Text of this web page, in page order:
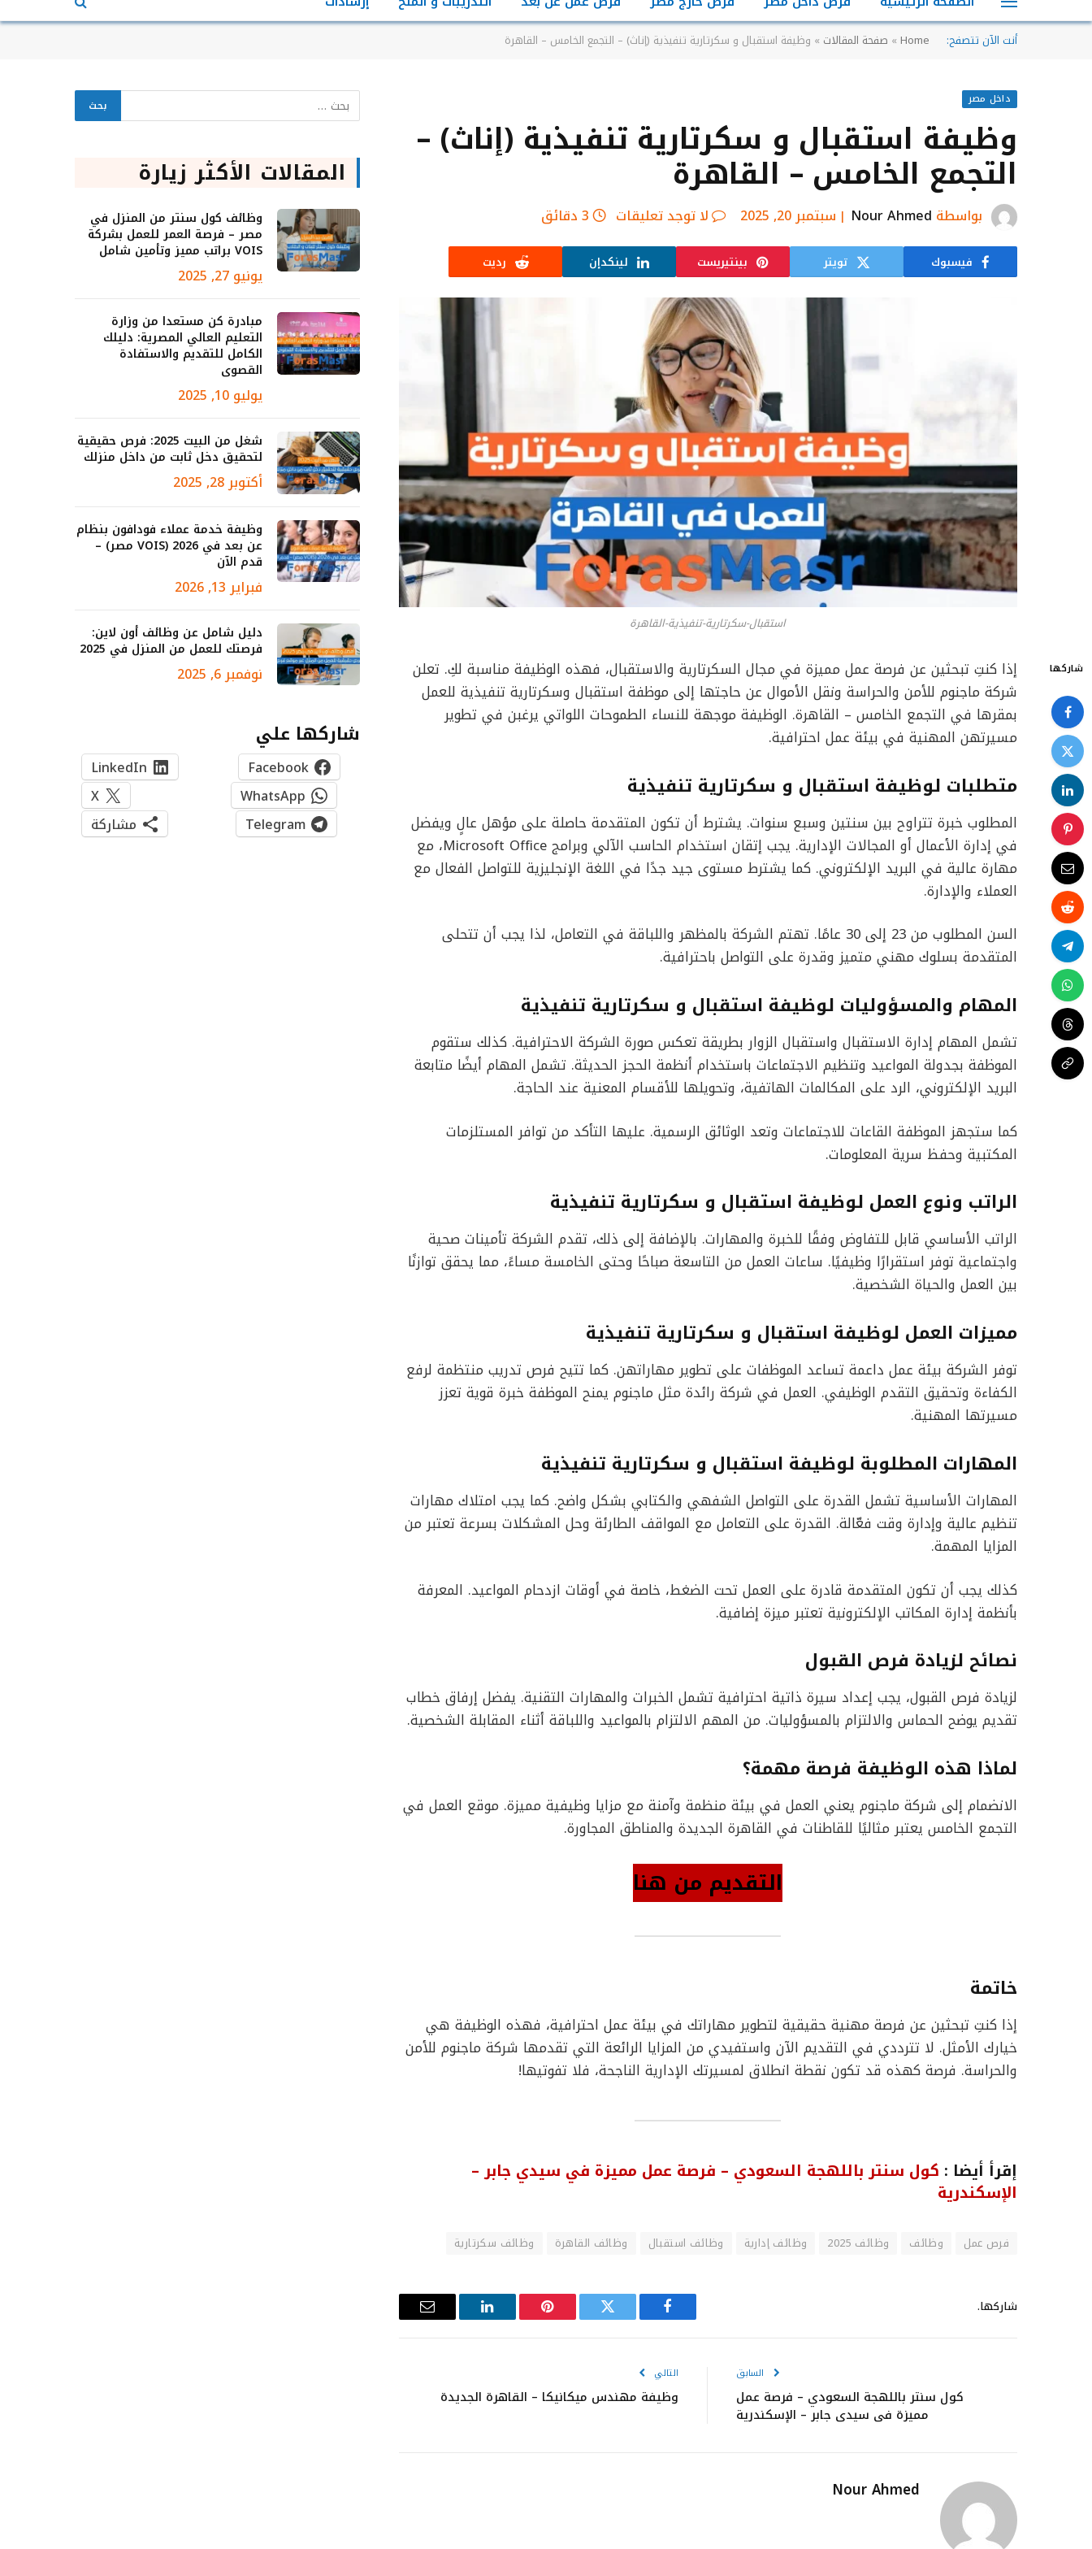
أنت الآن تتصفح: Home
» صفحة المقالات » وظيفة استقبال و سكرتارية تنفيذية (إناث) – التجمع الخامس – القاهرة
داخل مصر
وظيفة استقبال و سكرتارية تنفيذية (إناث) –
التجمع الخامس – القاهرة
بواسطة Nour Ahmed سبتمبر 20, 2025 لا توجد تعليقات 3 دقائق
فيسبوك تويتر بينتيريست لينكدإن رديت
استقبال-سكرتارية-تنفيذية-القاهرة
شاركها
إذا كنتِ تبحثين عن فرصة عمل مميزة في مجال السكرتارية والاستقبال، فهذه الوظيفة مناسبة لكِ. تعلن
شركة ماجنوم للأمن والحراسة ونقل الأموال عن حاجتها إلى موظفة استقبال وسكرتارية تنفيذية للعمل
بمقرها في التجمع الخامس – القاهرة. الوظيفة موجهة للنساء الطموحات اللواتي يرغبن في تطوير
مسيرتهن المهنية في بيئة عمل احترافية.
متطلبات لوظيفة استقبال و سكرتارية تنفيذية
المطلوب خبرة تتراوح بين سنتين وسبع سنوات. يشترط أن تكون المتقدمة حاصلة على مؤهل عالٍ ويفضل
في إدارة الأعمال أو المجالات الإدارية. يجب إتقان استخدام الحاسب الآلي وبرامج Microsoft Office، مع
مهارة عالية في البريد الإلكتروني. كما يشترط مستوى جيد جدًا في اللغة الإنجليزية للتواصل الفعال مع
العملاء والإدارة.
السن المطلوب من 23 إلى 30 عامًا. تهتم الشركة بالمظهر واللباقة في التعامل، لذا يجب أن تتحلى
المتقدمة بسلوك مهني متميز وقدرة على التواصل باحترافية.
المهام والمسؤوليات لوظيفة استقبال و سكرتارية تنفيذية
تشمل المهام إدارة الاستقبال واستقبال الزوار بطريقة تعكس صورة الشركة الاحترافية. كذلك ستقوم
الموظفة بجدولة المواعيد وتنظيم الاجتماعات باستخدام أنظمة الحجز الحديثة. تشمل المهام أيضًا متابعة
البريد الإلكتروني، الرد على المكالمات الهاتفية، وتحويلها للأقسام المعنية عند الحاجة.
كما ستجهز الموظفة القاعات للاجتماعات وتعد الوثائق الرسمية. عليها التأكد من توافر المستلزمات
المكتبية وحفظ سرية المعلومات.
الراتب ونوع العمل لوظيفة استقبال و سكرتارية تنفيذية
الراتب الأساسي قابل للتفاوض وفقًا للخبرة والمهارات. بالإضافة إلى ذلك، تقدم الشركة تأمينات صحية
واجتماعية توفر استقرارًا وظيفيًا. ساعات العمل من التاسعة صباحًا وحتى الخامسة مساءً، مما يحقق توازنًا
بين العمل والحياة الشخصية.
مميزات العمل لوظيفة استقبال و سكرتارية تنفيذية
توفر الشركة بيئة عمل داعمة تساعد الموظفات على تطوير مهاراتهن. كما تتيح فرص تدريب منتظمة لرفع
الكفاءة وتحقيق التقدم الوظيفي. العمل في شركة رائدة مثل ماجنوم يمنح الموظفة خبرة قوية تعزز
مسيرتها المهنية.
المهارات المطلوبة لوظيفة استقبال و سكرتارية تنفيذية
المهارات الأساسية تشمل القدرة على التواصل الشفهي والكتابي بشكل واضح. كما يجب امتلاك مهارات
تنظيم عالية وإدارة وقت فعّالة. القدرة على التعامل مع المواقف الطارئة وحل المشكلات بسرعة تعتبر من
المزايا المهمة.
كذلك يجب أن تكون المتقدمة قادرة على العمل تحت الضغط، خاصة في أوقات ازدحام المواعيد. المعرفة
بأنظمة إدارة المكاتب الإلكترونية تعتبر ميزة إضافية.
نصائح لزيادة فرص القبول
لزيادة فرص القبول، يجب إعداد سيرة ذاتية احترافية تشمل الخبرات والمهارات التقنية. يفضل إرفاق خطاب
تقديم يوضح الحماس والالتزام بالمسؤوليات. من المهم الالتزام بالمواعيد واللباقة أثناء المقابلة الشخصية.
لماذا هذه الوظيفة فرصة مهمة؟
الانضمام إلى شركة ماجنوم يعني العمل في بيئة منظمة وآمنة مع مزايا وظيفية مميزة. موقع العمل في
التجمع الخامس يعتبر مثاليًا للقاطنات في القاهرة الجديدة والمناطق المجاورة.
التقديم من هنا
خاتمة
إذا كنتِ تبحثين عن فرصة مهنية حقيقية لتطوير مهاراتك في بيئة عمل احترافية، فهذه الوظيفة هي
خيارك الأمثل. لا تترددي في التقديم الآن واستفيدي من المزايا الرائعة التي تقدمها شركة ماجنوم للأمن
والحراسة. فرصة كهذه قد تكون نقطة انطلاق لمسيرتك الإدارية الناجحة، فلا تفوتيها!
إقرأ أيضا : كول سنتر باللهجة السعودي – فرصة عمل مميزة في سيدي جابر –
الإسكندرية
فرص عمل وظائف وظائف 2025 وظائف إدارية وظائف استقبال وظائف القاهرة وظائف سكرتارية
شاركها.
فيسبوك تويتر بينتيريستلينكدإن
البريد
السابق
كول سنتر باللهجة السعودي – فرصة عمل
مميزة في سيدي جابر – الإسكندرية
التالي
وظيفة مهندس ميكانيكا – القاهرة الجديدة
Nour Ahmed
المقالات الأكثر زيارة
وظائف كول سنتر من المنزل في
مصر – فرصة العمر للعمل بشركة
VOIS براتب مميز وتأمين شامل
يونيو 27, 2025
مبادرة كن مستعدا من وزارة
التعليم العالي المصرية: دليلك
الكامل للتقديم والاستفادة
القصوى
يوليو 10, 2025
شغل من البيت 2025: فرص حقيقية
لتحقيق دخل ثابت من داخل منزلك
أكتوبر 28, 2025
وظيفة خدمة عملاء فودافون بنظام
عن بعد في 2026 (VOIS مصر) –
قدم الآن
فبراير 13, 2026
دليل شامل عن وظائف أون لاين:
فرصتك للعمل من المنزل في 2025
نوفمبر 6, 2025
شاركها علي
Facebook
LinkedIn
WhatsApp
X
Telegram
مشاركة